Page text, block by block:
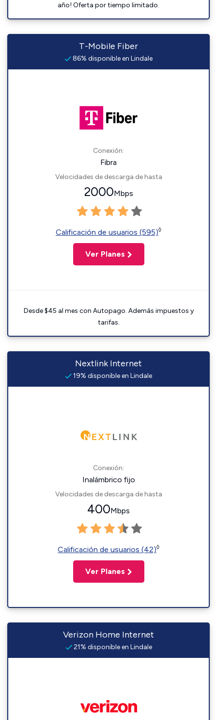
año! Oferta por tiempo limitado.
T-Mobile Fiber
86% disponible en Lindale
Conexión:
Fibra
Velocidades de descarga de hasta
2000Mbps
Calificación de usuarios (595)◊
Ver Planes
Desde $45 al mes con Autopago. Además impuestos y
tarifas.
Nextlink Internet
19% disponible en Lindale
Conexión:
Inalámbrico fijo
Velocidades de descarga de hasta
400Mbps
Calificación de usuarios (42)◊
Ver Planes
Verizon Home Internet
21% disponible en Lindale